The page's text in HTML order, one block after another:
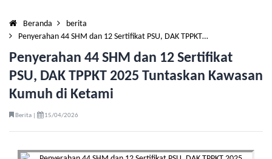
Beranda
berita
Penyerahan 44 SHM dan 12 Sertifikat PSU, DAK TPPKT…
Penyerahan 44 SHM dan 12 Sertifikat
PSU, DAK TPPKT 2025 Tuntaskan Kawasan
Kumuh di Ketami
Berita | 15/04/2026